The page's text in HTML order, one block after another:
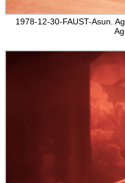
1978-12-30-FAUST-Asun.